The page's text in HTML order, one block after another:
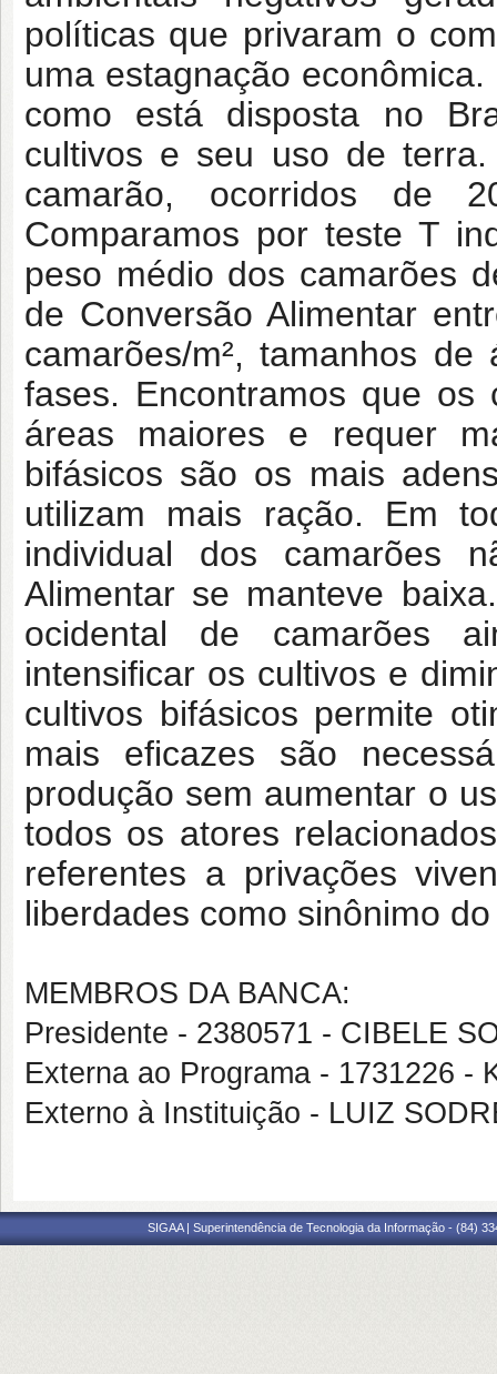
políticas que privaram o
uma estagnação
como está disposta no
cultivos e seu uso de
camarão, ocorridos de
Comparamos por teste T
peso médio dos camarões
de Conversão Alimentar
camarões/m², tamanhos
fases. Encontramos que os
áreas maiores e requer
bifásicos são os mais
utilizam mais ração. Em
individual dos camarões
Alimentar se manteve
ocidental de camarões
intensificar os cultivos e
cultivos bifásicos permite
mais eficazes são
produção sem aumentar o
todos os atores
referentes a privações
liberdades como sinônimo
MEMBROS DA BANCA:
Presidente - 2380571 - CIBELE
Externa ao Programa - 1731226 -
Externo à Instituição - LUIZ
SIGAA | Superintendência de Tecnologia da Informação - (84)